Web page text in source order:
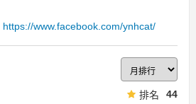
https://www.facebook.com/ynhcat/
排名 44